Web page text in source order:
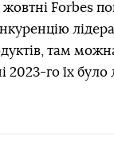
Forbes
там
2023-го їх